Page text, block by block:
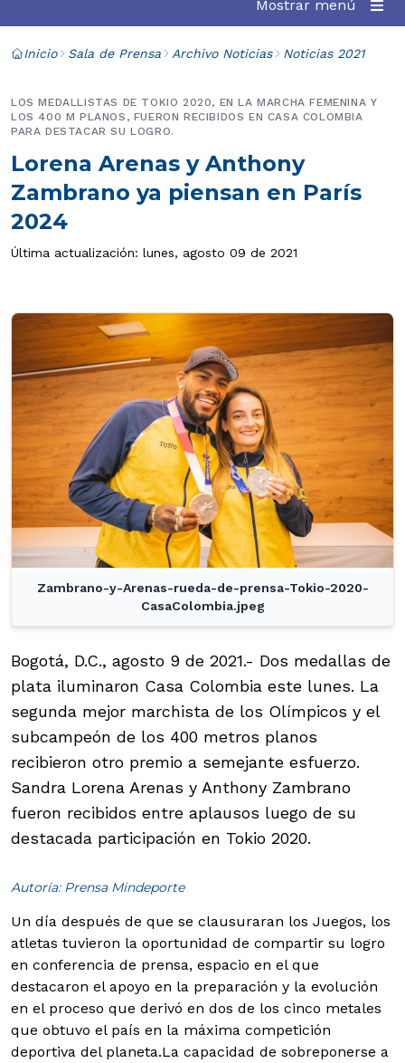
Mostrar menú
Inicio Sala de Prensa Archivo Noticias Noticias 2021
Lorena Arenas y Anthony
Zambrano ya piensan en París
2024
LOS MEDALLISTAS DE TOKIO 2020, EN LA MARCHA FEMENINA Y
LOS 400 M PLANOS, FUERON RECIBIDOS EN CASA COLOMBIA
PARA DESTACAR SU LOGRO.
Última actualización: lunes, agosto 09 de 2021
Zambrano-y-Arenas-rueda-de-prensa-Tokio-2020-
CasaColombia.jpeg
Bogotá, D.C., agosto 9 de 2021.- Dos medallas de
plata iluminaron Casa Colombia este lunes. La
segunda mejor marchista de los Olímpicos y el
subcampeón de los 400 metros planos
recibieron otro premio a semejante esfuerzo.
Sandra Lorena Arenas y Anthony Zambrano
fueron recibidos entre aplausos luego de su
destacada participación en Tokio 2020.
Autoría: Prensa Mindeporte
Un día después de que se clausuraran los Juegos, los
atletas tuvieron la oportunidad de compartir su logro
en conferencia de prensa, espacio en el que
destacaron el apoyo en la preparación y la evolución
en el proceso que derivó en dos de los cinco metales
que obtuvo el país en la máxima competición
deportiva del planeta.La capacidad de sobreponerse a